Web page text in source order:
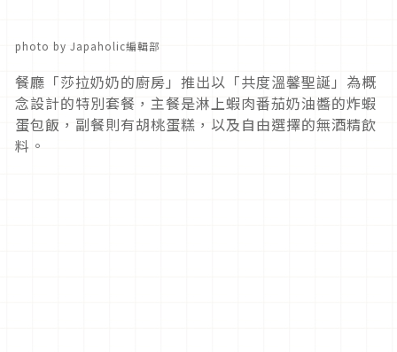
photo by Japaholic編輯部
餐廳「莎拉奶奶的廚房」推出以「共度溫馨聖誕」為概
念設計的特別套餐，主餐是淋上蝦肉番茄奶油醬的炸蝦
蛋包飯，副餐則有胡桃蛋糕，以及自由選擇的無酒精飲
料。